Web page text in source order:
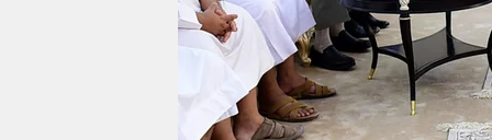
unterstützen
abo
genossenschaft